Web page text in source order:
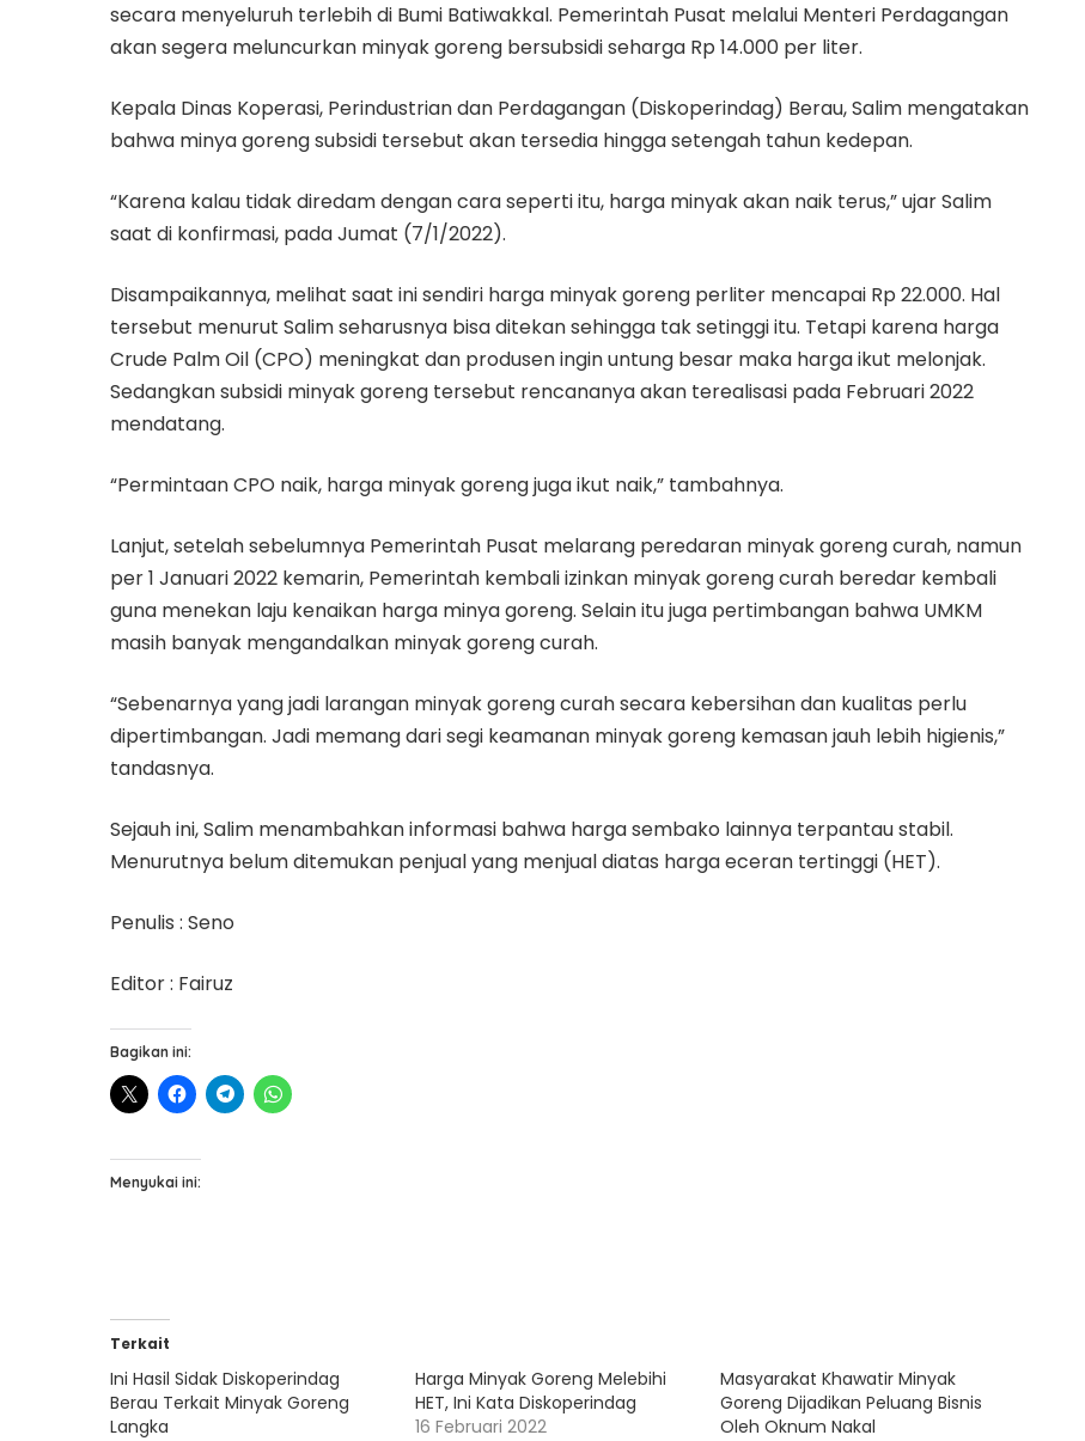
secara menyeluruh terlebih di Bumi Batiwakkal. Pemerintah Pusat melalui Menteri Perdagangan
akan segera meluncurkan minyak goreng bersubsidi seharga Rp 14.000 per liter.
Kepala Dinas Koperasi, Perindustrian dan Perdagangan (Diskoperindag) Berau, Salim mengatakan
bahwa minya goreng subsidi tersebut akan tersedia hingga setengah tahun kedepan.
“Karena kalau tidak diredam dengan cara seperti itu, harga minyak akan naik terus,” ujar Salim
saat di konfirmasi, pada Jumat (7/1/2022).
Disampaikannya, melihat saat ini sendiri harga minyak goreng perliter mencapai Rp 22.000. Hal
tersebut menurut Salim seharusnya bisa ditekan sehingga tak setinggi itu. Tetapi karena harga
Crude Palm Oil (CPO) meningkat dan produsen ingin untung besar maka harga ikut melonjak.
Sedangkan subsidi minyak goreng tersebut rencananya akan terealisasi pada Februari 2022
mendatang.
“Permintaan CPO naik, harga minyak goreng juga ikut naik,” tambahnya.
Lanjut, setelah sebelumnya Pemerintah Pusat melarang peredaran minyak goreng curah, namun
per 1 Januari 2022 kemarin, Pemerintah kembali izinkan minyak goreng curah beredar kembali
guna menekan laju kenaikan harga minya goreng. Selain itu juga pertimbangan bahwa UMKM
masih banyak mengandalkan minyak goreng curah.
“Sebenarnya yang jadi larangan minyak goreng curah secara kebersihan dan kualitas perlu
dipertimbangan. Jadi memang dari segi keamanan minyak goreng kemasan jauh lebih higienis,”
tandasnya.
Sejauh ini, Salim menambahkan informasi bahwa harga sembako lainnya terpantau stabil.
Menurutnya belum ditemukan penjual yang menjual diatas harga eceran tertinggi (HET).
Penulis : Seno
Editor : Fairuz
Bagikan ini:
Menyukai ini:
Terkait
Ini Hasil Sidak Diskoperindag
Berau Terkait Minyak Goreng
Langka
Harga Minyak Goreng Melebihi
HET, Ini Kata Diskoperindag
16 Februari 2022
Masyarakat Khawatir Minyak
Goreng Dijadikan Peluang Bisnis
Oleh Oknum Nakal